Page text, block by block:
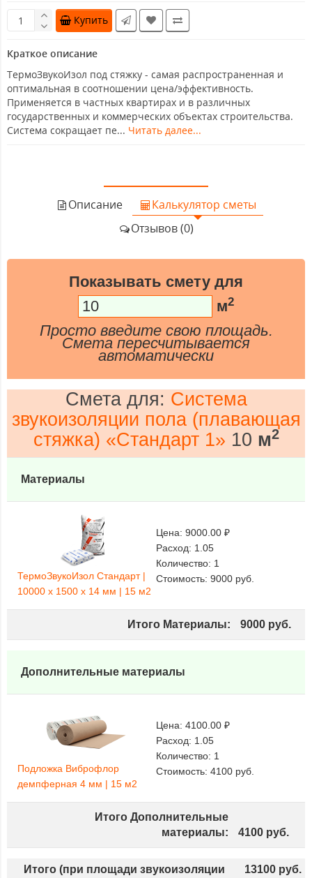
Купить
Краткое описание
ТермоЗвукоИзол под стяжку - самая распространенная и
оптимальная в соотношении цена/эффективность.
Применяется в частных квартирах и в различных
государственных и коммерческих объектах строительства.
Система сокращает пе... Читать далее...
Описание
Калькулятор сметы
Отзывов (0)
Показывать смету для
м2
Просто введите свою площадь.
Смета пересчитывается
автоматически
Смета для: Система
звукоизоляции пола (плавающая
стяжка) «Стандарт 1» 10 м2
Материалы
ТермоЗвукоИзол Стандарт |
10000 х 1500 х 14 мм | 15 м2
Цена: 9000.00 ₽
Расход: 1.05
Количество: 1
Стоимость: 9000 руб.
Итого Материалы: 9000 руб.
Дополнительные материалы
Подложка Виброфлор
демпферная 4 мм | 15 м2
Цена: 4100.00 ₽
Расход: 1.05
Количество: 1
Стоимость: 4100 руб.
Итого Дополнительные
материалы:
4100 руб.
Итого (при площади звукоизоляции 13100 руб.